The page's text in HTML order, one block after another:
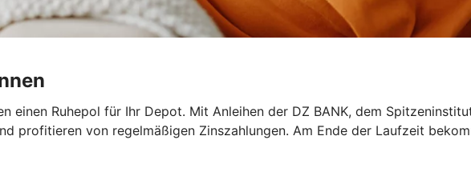
einen Ruhepol für Ihr Depot. Mit Anleihen der DZ BANK, dem
profitieren von regelmäßigen Zinszahlungen. Am Ende der Laufzeit